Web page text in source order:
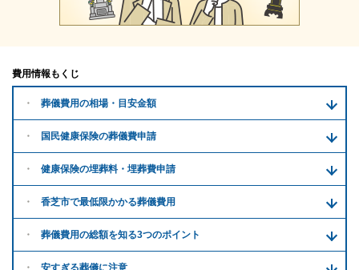
費用情報もくじ
葬儀費用の相場・目安金額
国民健康保険の葬儀費申請
健康保険の埋葬料・ 埋葬費申請
香芝市で最低限かかる葬儀費用
葬儀費用の総額を知る3つのポイント
安すぎる葬儀に注意